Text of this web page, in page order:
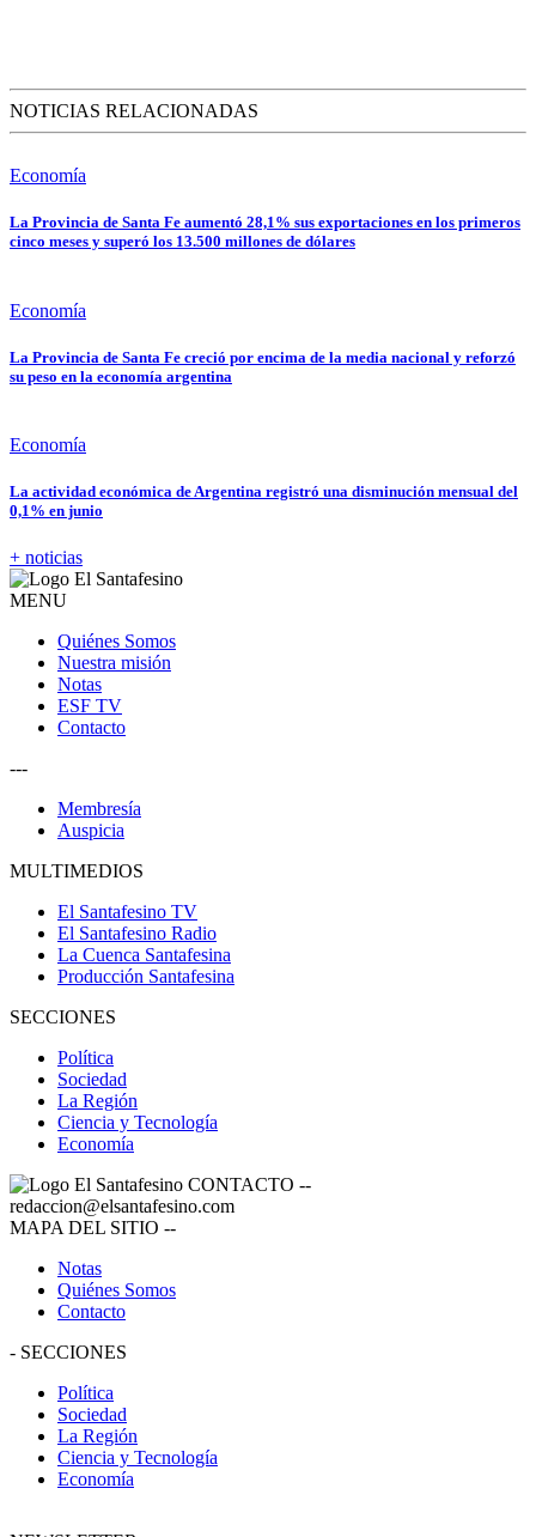
NOTICIAS RELACIONADAS
Economía
La Provincia de Santa Fe aumentó 28,1% sus exportaciones en los primeros
cinco meses y superó los 13.500 millones de dólares
Economía
La Provincia de Santa Fe creció por encima de la media nacional y reforzó
su peso en la economía argentina
Economía
La actividad económica de Argentina registró una disminución mensual del
0,1% en junio
+ noticias
MENU
Quiénes Somos
Nuestra misión
Notas
ESF TV
Contacto
---
Membresía
Auspicia
MULTIMEDIOS
El Santafesino TV
El Santafesino Radio
La Cuenca Santafesina
Producción Santafesina
SECCIONES
Política
Sociedad
La Región
Ciencia y Tecnología
Economía
CONTACTO --
redaccion@elsantafesino.com
MAPA DEL SITIO --
Notas
Quiénes Somos
Contacto
- SECCIONES
Política
Sociedad
La Región
Ciencia y Tecnología
Economía